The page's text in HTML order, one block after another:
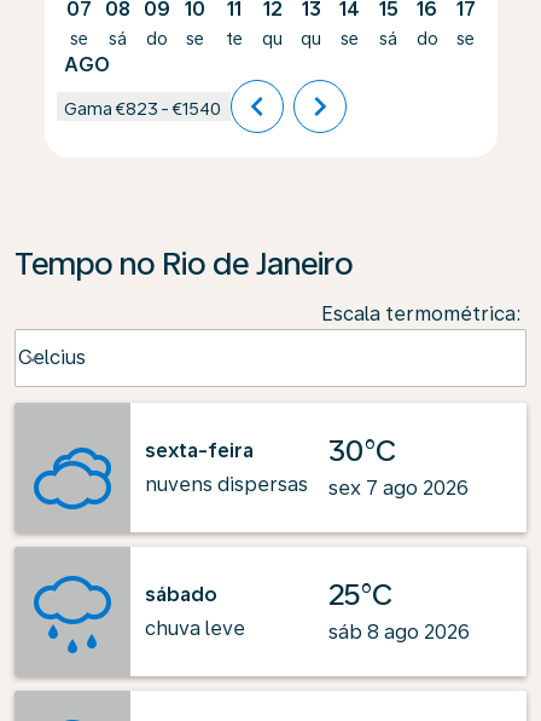
07
se
AGO
08
sá
09
do
10
se
11
te
12
qu
13
qu
14
se
15
sá
16
do
17
se
Gama€823 -€1540 chevron_left chevron_right
Tempo no Rio de Janeiro
Escala termométrica:
Celcius
keyboard_arrow_down
sexta-feira
nuvens dispersas
30°C
sex 7 ago 2026
sábado
chuva leve
25°C
sáb 8 ago 2026